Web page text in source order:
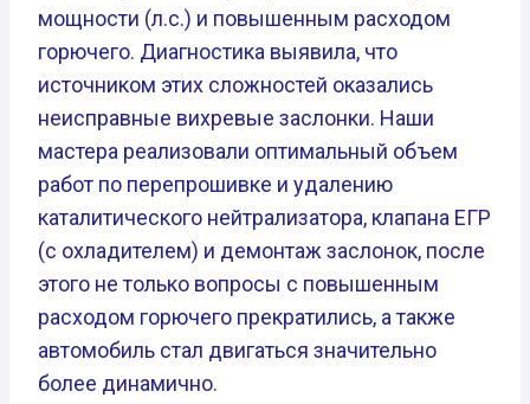
мощности (л.с.) и повышенным расходом
горючего. Диагностика выявила, что
источником этих сложностей оказались
неисправные вихревые заслонки. Наши
мастера реализовали оптимальный объем
работ по перепрошивке и удалению
каталитического нейтрализатора, клапана ЕГР
(с охладителем) и демонтаж заслонок, после
этого не только вопросы с повышенным
расходом горючего прекратились, а также
автомобиль стал двигаться значительно
более динамично.